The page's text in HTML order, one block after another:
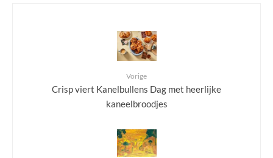
Vorige
Crisp viert Kanelbullens Dag met heerlijke
kaneelbroodjes